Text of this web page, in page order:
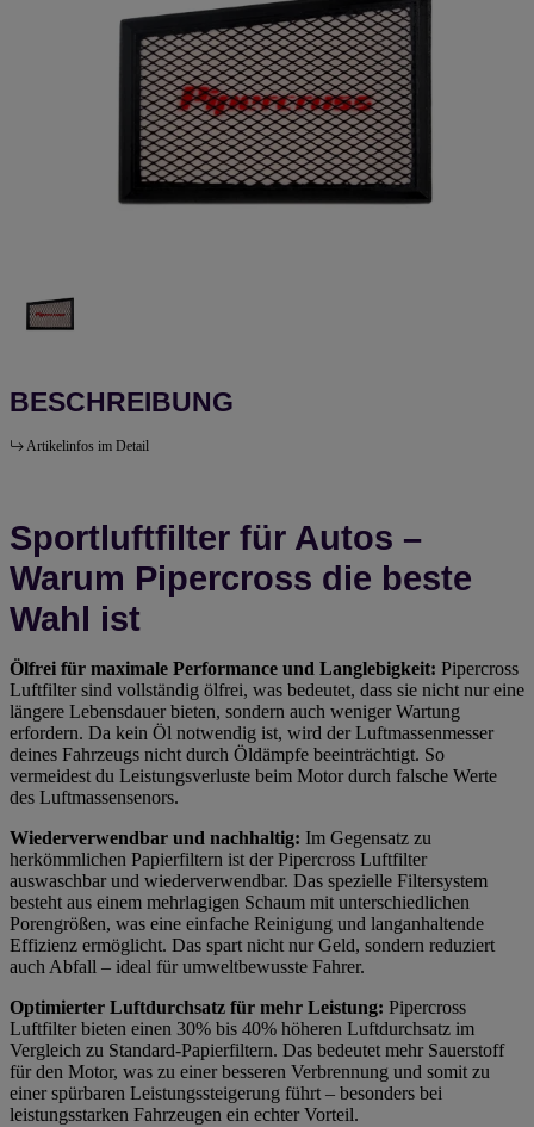
BESCHREIBUNG
Artikelinfos im Detail
Sportluftfilter für Autos –
Warum Pipercross die beste
Wahl ist
Ölfrei für maximale Performance und Langlebigkeit: Pipercross
Luftfilter sind vollständig ölfrei, was bedeutet, dass sie nicht nur eine
längere Lebensdauer bieten, sondern auch weniger Wartung
erfordern. Da kein Öl notwendig ist, wird der Luftmassenmesser
deines Fahrzeugs nicht durch Öldämpfe beeinträchtigt. So
vermeidest du Leistungsverluste beim Motor durch falsche Werte
des Luftmassensenors.
Wiederverwendbar und nachhaltig: Im Gegensatz zu
herkömmlichen Papierfiltern ist der Pipercross Luftfilter
auswaschbar und wiederverwendbar. Das spezielle Filtersystem
besteht aus einem mehrlagigen Schaum mit unterschiedlichen
Porengrößen, was eine einfache Reinigung und langanhaltende
Effizienz ermöglicht. Das spart nicht nur Geld, sondern reduziert
auch Abfall – ideal für umweltbewusste Fahrer.
Optimierter Luftdurchsatz für mehr Leistung: Pipercross
Luftfilter bieten einen 30% bis 40% höheren Luftdurchsatz im
Vergleich zu Standard-Papierfiltern. Das bedeutet mehr Sauerstoff
für den Motor, was zu einer besseren Verbrennung und somit zu
einer spürbaren Leistungssteigerung führt – besonders bei
leistungsstarken Fahrzeugen ein echter Vorteil.